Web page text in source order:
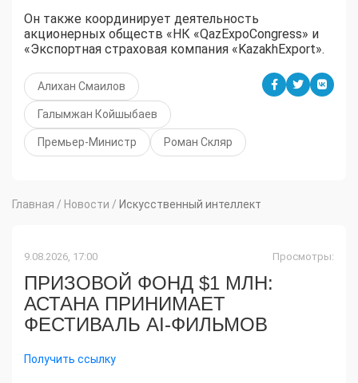
Он также координирует деятельность
акционерных обществ «НК «QazExpoCongress» и
«Экспортная страховая компания «KazakhExport».
Алихан Смаилов
Галымжан Койшыбаев
Премьер-Министр Роман Скляр
Главная / Новости / Искусственный интеллект
9.08.2026, 17:00 Просмотры:
ПРИЗОВОЙ ФОНД $1 МЛН:
АСТАНА ПРИНИМАЕТ
ФЕСТИВАЛЬ AI-ФИЛЬМОВ
Получить ссылку